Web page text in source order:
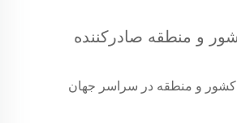
محصولات به بیش از 40 کشور و منطقه در سراسر جهان